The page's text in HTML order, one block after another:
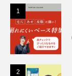
1
2